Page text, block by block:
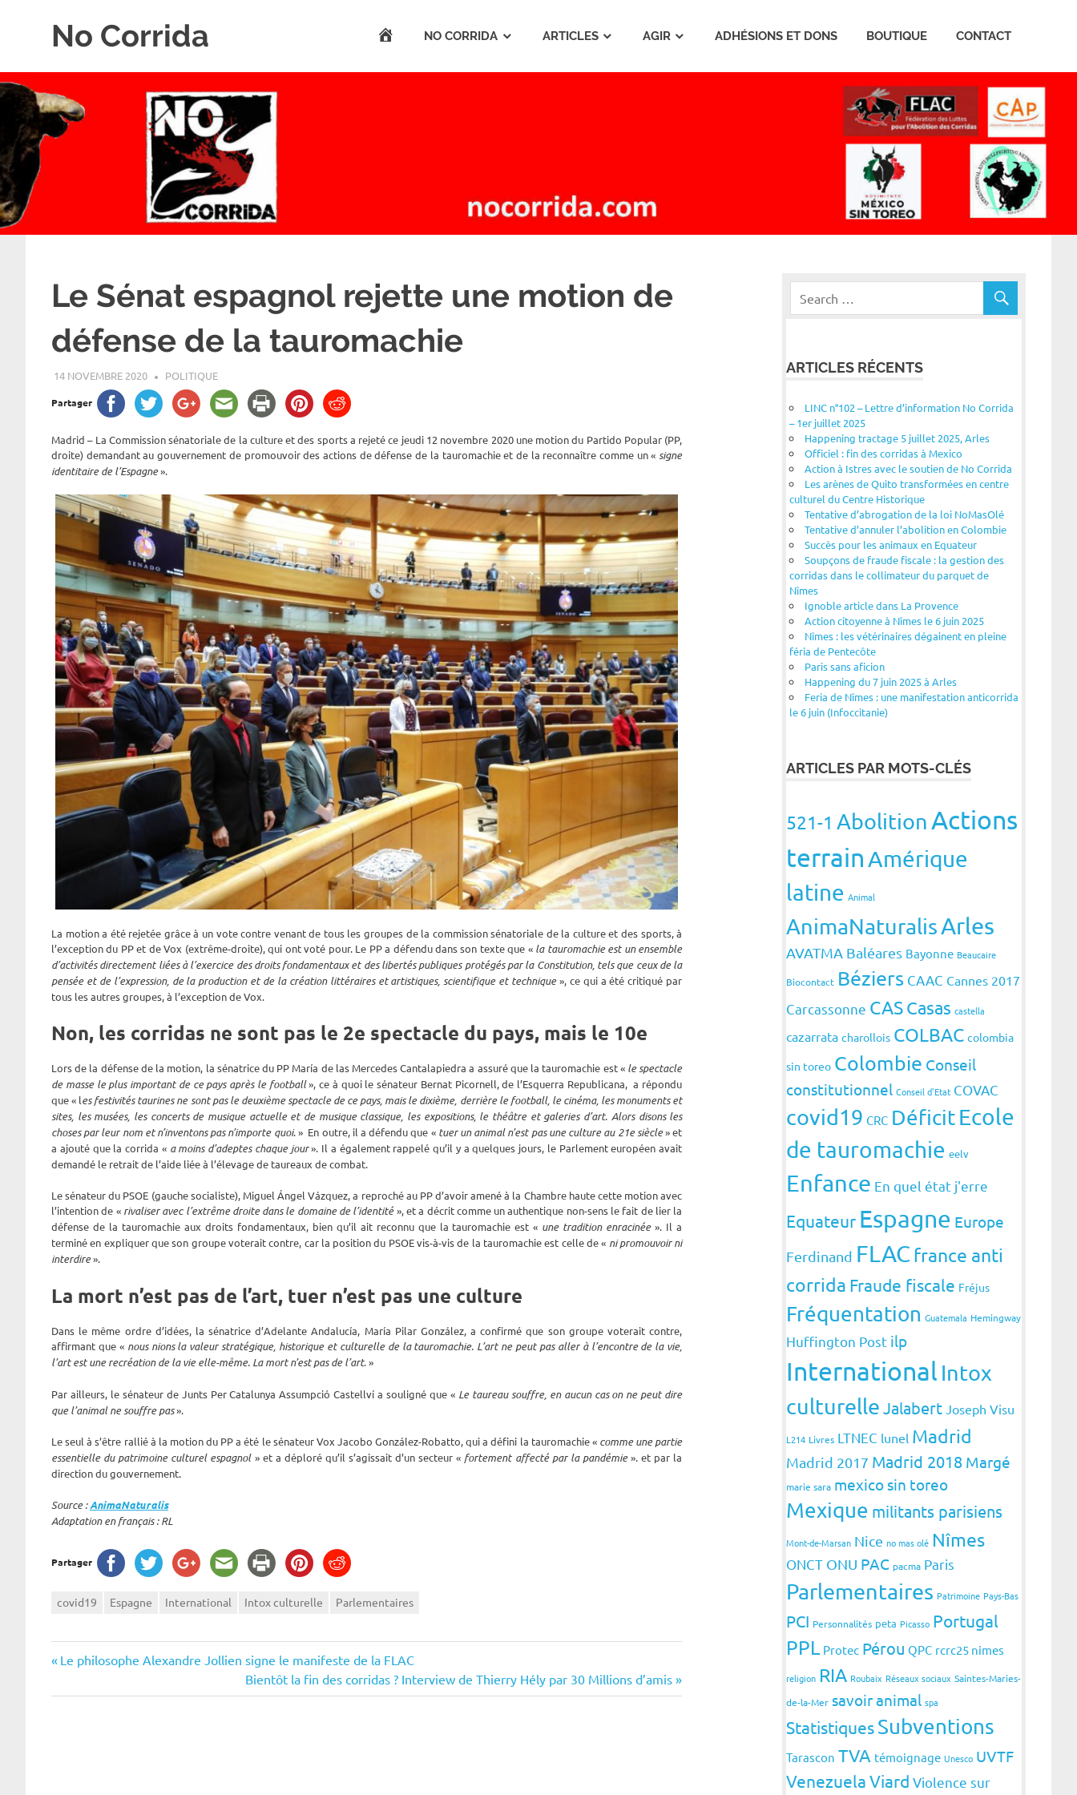
No Corrida
la
corrida
ACCUEILNO CORRIDA ARTICLES AGIR ADHÉSIONS ET DONS BOUTIQUE CONTACT
Le Sénat espagnol rejette une motion de
défense de la tauromachie
14 NOVEMBRE 2020 ROGER LAHANA
POLITIQUE
Partager
Madrid – La Commission sénatoriale de la culture et des sports a rejeté ce jeudi 12 novembre 2020 une motion du Partido Popular (PP,
droite) demandant au gouvernement de promouvoir des actions de défense de la tauromachie et de la reconnaître comme un « signe
identitaire de l’Espagne».
La motion a été rejetée grâce à un vote contre venant de tous les groupes de la commission sénatoriale de la culture et des sports, à
l’exception du PP et de Vox (extrême-droite), qui ont voté pour. Le PP a défendu dans son texte que « la tauromachie est un ensemble
d’activités directement liées à l’exercice des droits fondamentaux et des libertés publiques protégés par la Constitution, tels que ceux de la
pensée et de l’expression, de la production et de la création littéraires et artistiques, scientifique et technique», ce qui a été critiqué par
tous les autres groupes, à l’exception de Vox.
Non, les corridas ne sont pas le 2e spectacle du pays, mais le 10e
Lors de la défense de la motion, la sénatrice du PP María de las Mercedes Cantalapiedra a assuré que la tauromachie est « le spectacle
de masse le plus important de ce pays après le football», ce à quoi le sénateur Bernat Picornell, de l’Esquerra Republicana, a répondu
que « les festivités taurines ne sont pas le deuxième spectacle de ce pays, mais le dixième, derrière le football, le cinéma, les monuments et
sites, les musées, les concerts de musique actuelle et de musique classique, les expositions, le théâtre et galeries d’art. Alors disons les
choses par leur nom et n’inventons pas n’importe quoi. » En outre, il a défendu que « tuer un animal n’est pas une culture au 21e siècle» et
a ajouté que la corrida « a moins d’adeptes chaque jour». Il a également rappelé qu’il y a quelques jours, le Parlement européen avait
demandé le retrait de l’aide liée à l’élevage de taureaux de combat.
Le sénateur du PSOE (gauche socialiste), Miguel Ángel Vázquez, a reproché au PP d’avoir amené à la Chambre haute cette motion avec
l’intention de « rivaliser avec l’extrême droite dans le domaine de l’identité», et a décrit comme un authentique non-sens le fait de lier la
défense de la tauromachie aux droits fondamentaux, bien qu’il ait reconnu que la tauromachie est « une tradition enracinée». Il a
terminé en expliquer que son groupe voterait contre, car la position du PSOE vis-à-vis de la tauromachie est celle de « ni promouvoir ni
interdire».
La mort n’est pas de l’art, tuer n’est pas une culture
Dans le même ordre d’idées, la sénatrice d’Adelante Andalucía, María Pilar González, a confirmé que son groupe voterait contre,
affirmant que « nous nions la valeur stratégique, historique et culturelle de la tauromachie. L’art ne peut pas aller à l’encontre de la vie,
l’art est une recréation de la vie elle-même. La mort n’est pas de l’art. »
Par ailleurs, le sénateur de Junts Per Catalunya Assumpció Castellví a souligné que « Le taureau souffre, en aucun cas on ne peut dire
que l’animal ne souffre pas».
Le seul à s’être rallié à la motion du PP a été le sénateur Vox Jacobo González-Robatto, qui a défini la tauromachie « comme une partie
essentielle du patrimoine culturel espagnol» et a déploré qu’il s’agissait d’un secteur « fortement affecté par la pandémie». et par la
direction du gouvernement.
Source :AnimaNaturalis
Adaptation en français : RL
Partager
covid19 Espagne International Intox culturelle Parlementaires
Navigation
de
Previous
Le philosophe Alexandre Jollien signe le manifeste de la FLAC
Next
Post:
Bientôt la fin des corridas ? Interview de Thierry Hély par 30 Millions d’amis
ARTICLES RÉCENTS
LINC n°102 – Lettre d’information No Corrida
– 1er juillet 2025
Happening tractage 5 juillet 2025, Arles
Officiel : fin des corridas à Mexico
Action à Istres avec le soutien de No Corrida
Les arènes de Quito transformées en centre
culturel du Centre Historique
Tentative d’abrogation de la loi NoMasOlé
Tentative d’annuler l’abolition en Colombie
Succès pour les animaux en Equateur
Soupçons de fraude fiscale : la gestion des
corridas dans le collimateur du parquet de
Nîmes
Ignoble article dans La Provence
Action citoyenne à Nîmes le 6 juin 2025
Nîmes : les vétérinaires dégainent en pleine
féria de Pentecôte
Paris sans aficion
Happening du 7 juin 2025 à Arles
Feria de Nîmes : une manifestation anticorrida
le 6 juin (Infoccitanie)
ARTICLES PAR MOTS-CLÉS
521-1 AbolitionActions
terrainAmérique
latine Animal
AnimaNaturalisArles
AVATMA Baléares Bayonne Beaucaire
Biocontact Béziers CAAC Cannes 2017
Carcassonne CASCasas castella
cazarrata charollois COLBAC colombia
sin toreo Colombie Conseil
constitutionnel Conseil d'Etat COVAC
covid19 CRC DéficitEcole
de tauromachie eelv
Enfance En quel état j'erre
Equateur Espagne Europe
Ferdinand FLAC france anti
corrida Fraude fiscale Fréjus
Fréquentation Guatemala Hemingway
Huffington Post ilp
International Intox
culturelle Jalabert Joseph Visu
L214 Livres LTNEC lunel Madrid
Madrid 2017 Madrid 2018 Margé
marie sara mexico sin toreo
Mexique militants parisiens
Mont-de-Marsan Nice no mas olé Nîmes
ONCT ONU PAC pacma Paris
Parlementaires Patrimoine Pays-Bas
PCI Personnalités peta Picasso Portugal
PPL Protec Pérou QPC rcrc25 nimes
religion RIA Roubaix Réseaux sociaux Saintes-Maries-
de-la-Mer savoir animal spa
StatistiquesSubventions
Tarascon TVA témoignage Unesco UVTF
VenezuelaViard Violence sur